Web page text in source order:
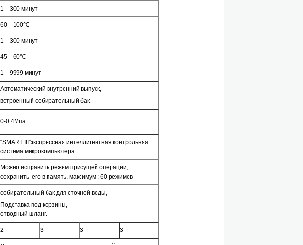
1—300 минут
60—100℃
1—300 минут
45—60℃
1—9999 минут
Автоматический внутренний выпуск,
встроенный собирательный бак
0-0.4Мпа
“SMART III”экспрессная интеллигентная контрольная
система микрокомпьютера
Можно исправить режим присущей операции,
сохранить его в память, максимум : 60 режимов
собирательный бак для сточной воды,
Подставка под корзины,
отводный шланг.
2 3 3 3